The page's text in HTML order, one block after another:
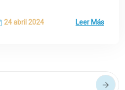
24 abril 2024 Leer Más